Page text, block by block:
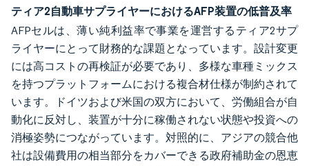
ティア2自動車サプライヤーにおけるAFP装置の低普及率
AFPセルは、薄い純利益率で事業を運営するティア2サプ
ライヤーにとって財務的な課題となっています。設計変更
には高コストの再検証が必要であり、多様な車種ミックス
を持つプラットフォームにおける複合材仕様が制約されて
います。ドイツおよび米国の双方において、労働組合が自
動化に反対し、装置が十分に稼働されない状態や投資への
消極姿勢につながっています。対照的に、アジアの競合他
社は設備費用の相当部分をカバーできる政府補助金の恩恵